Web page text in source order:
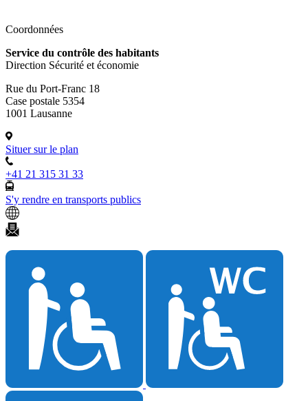
Coordonnées
Service du contrôle des habitants
Direction Sécurité et économie
Rue du Port-Franc 18
Case postale 5354
1001 Lausanne
Situer sur le plan
+41 21 315 31 33
S'y rendre en transports publics